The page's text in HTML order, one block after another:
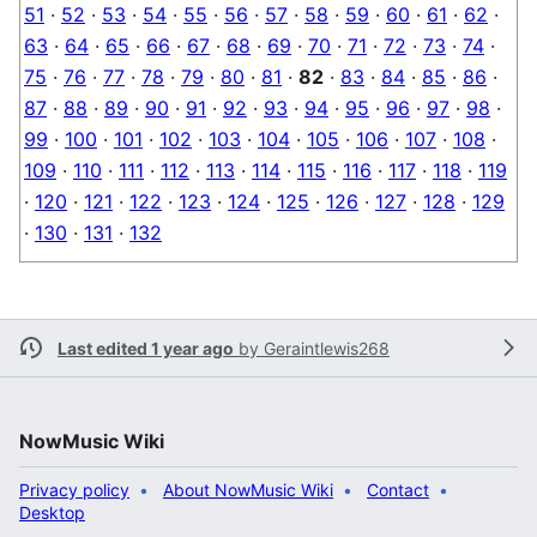
51 · 52 · 53 · 54 · 55 · 56 · 57 · 58 · 59 · 60 · 61 · 62 ·
63 · 64 · 65 · 66 · 67 · 68 · 69 · 70 · 71 · 72 · 73 · 74 ·
75 · 76 · 77 · 78 · 79 · 80 · 81 · 82 · 83 · 84 · 85 · 86 ·
87 · 88 · 89 · 90 · 91 · 92 · 93 · 94 · 95 · 96 · 97 · 98 ·
99 · 100 · 101 · 102 · 103 · 104 · 105 · 106 · 107 · 108 ·
109 · 110 · 111 · 112 · 113 · 114 · 115 · 116 · 117 · 118 · 119
· 120 · 121 · 122 · 123 · 124 · 125 · 126 · 127 · 128 · 129
· 130 · 131 · 132
Last edited 1 year ago by Geraintlewis268
NowMusic Wiki
Privacy policy About NowMusic Wiki
Contact
Desktop